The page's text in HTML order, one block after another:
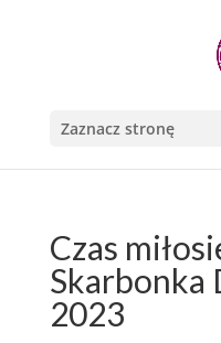
Zaznacz stronę
Czas
Skarbonka
2023